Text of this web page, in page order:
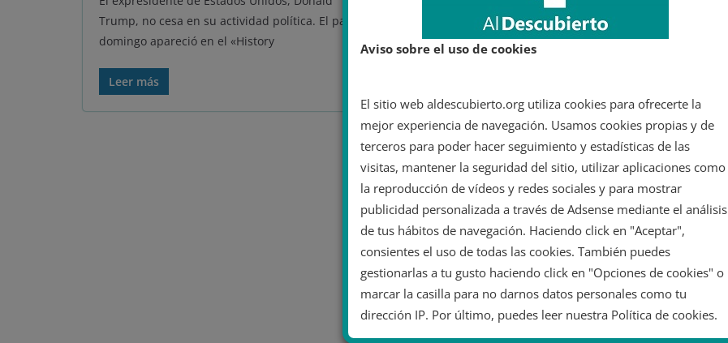
Trump, no cesa en su actividad política. El pasado
domingo apareció en el «History
Leer más
Aviso sobre el uso de cookies
El sitio web aldescubierto.org utiliza cookies para ofrecerte la
mejor experiencia de navegación. Usamos cookies propias y de
terceros para poder hacer seguimiento y estadísticas de las
visitas, mantener la seguridad del sitio, utilizar aplicaciones como
la reproducción de vídeos y redes sociales y para mostrar
publicidad personalizada a través de Adsense mediante el análisis
de tus hábitos de navegación. Haciendo click en "Aceptar",
consientes el uso de todas las cookies. También puedes
gestionarlas a tu gusto haciendo click en "Opciones de cookies" o
marcar la casilla para no darnos datos personales como tu
dirección IP. Por último, puedes leer nuestra Política de cookies.